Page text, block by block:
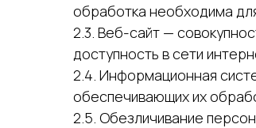
обработка необходима
2.3. Веб-сайт —
доступность в сети
2.4. Информационная
обеспечивающих их
2.5. Обезличивание